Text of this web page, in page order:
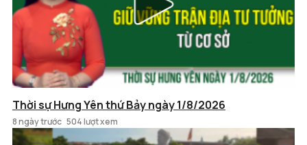
Thời sự Hưng Yên thứ Bảy ngày 1/8/2026
8 ngày trước 504 lượt xem